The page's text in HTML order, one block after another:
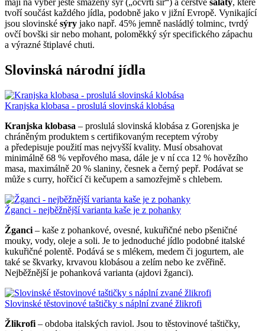
tvoří součást každého jídla, podobně jako v jižní Evropě. Vynikající
jsou slovinské sýry jako např. 45% jemně nasládlý tolminc, tvrdý
ovčí bovški sir nebo mohant, poloměkký sýr specifického zápachu
a výrazné štiplavé chuti.
Slovinská národní jídla
Kranjska klobasa - proslulá slovinská klobása
Kranjska klobasa – proslulá slovinská klobása z Gorenjska je
chráněným produktem s certifikovaným receptem výroby
a předepisuje použití mas nejvyšší kvality. Musí obsahovat
minimálně 68 % vepřového masa, dále je v ní cca 12 % hovězího
masa, maximálně 20 % slaniny, česnek a černý pepř. Podávat se
může s curry, hořčicí či kečupem a samozřejmě s chlebem.
Žganci - nejběžnější varianta kaše je z pohanky
Žganci – kaše z pohankové, ovesné, kukuřičné nebo pšeničné
mouky, vody, oleje a soli. Je to jednoduché jídlo podobné italské
kukuřičné polentě. Podává se s mlékem, medem či jogurtem, ale
také se škvarky, krvavou klobásou a zelím nebo ke zvěřině.
Nejběžnější je pohanková varianta (ajdovi žganci).
Slovinské těstovinové taštičky s náplní zvané žlikrofi
Žlikrofi – obdoba italských raviol. Jsou to těstovinové taštičky,